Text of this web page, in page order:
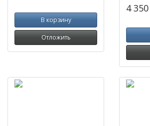
В корзину
Отложить
4 350